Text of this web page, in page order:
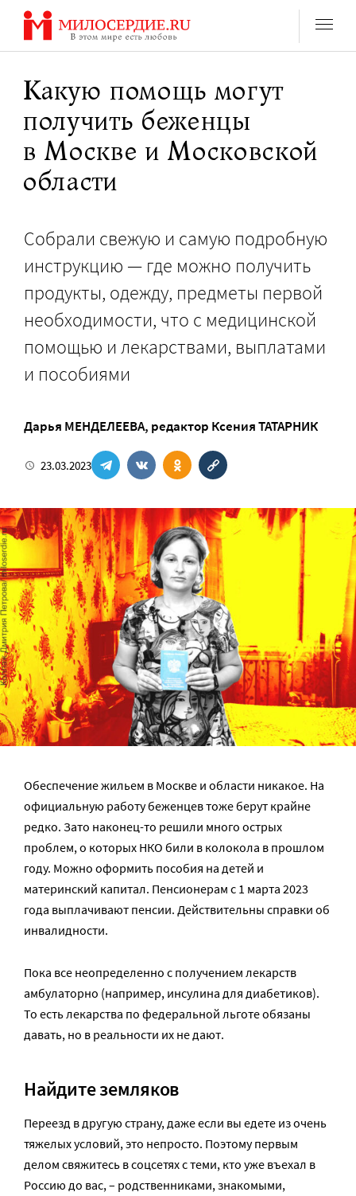
Перейти
содержанию
Какую помощь могут
получить беженцы
в Москве и Московской
области
Собрали свежую и самую подробную
инструкцию — где можно получить
продукты, одежду, предметы первой
необходимости, что с медицинской
помощью и лекарствами, выплатами
и пособиями
Дарья МЕНДЕЛЕЕВА, редактор Ксения ТАТАРНИК
23.03.2023
Обеспечение жильем в Москве и области никакое. На
официальную работу беженцев тоже берут крайне
редко. Зато наконец-то решили много острых
проблем, о которых НКО били в колокола в прошлом
году. Можно оформить пособия на детей и
материнский капитал. Пенсионерам с 1 марта 2023
года выплачивают пенсии. Действительны справки об
инвалидности.
Пока все неопределенно с получением лекарств
амбулаторно (например, инсулина для диабетиков).
То есть лекарства по федеральной льготе обязаны
давать, но в реальности их не дают.
Найдите земляков
Переезд в другую страну, даже если вы едете из очень
тяжелых условий, это непросто. Поэтому первым
делом свяжитесь в соцсетях с теми, кто уже въехал в
Россию до вас, – родственниками, знакомыми,